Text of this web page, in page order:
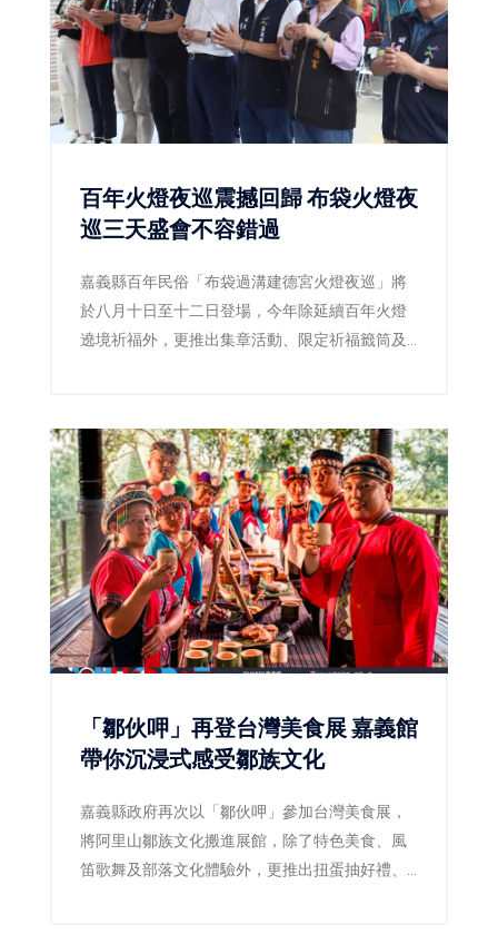
百年火燈夜巡震撼回歸 布袋火燈夜
巡三天盛會不容錯過
嘉義縣百年民俗「布袋過溝建德宮火燈夜巡」將
於八月十日至十二日登場，今年除延續百年火燈
遶境祈福外，更推出集章活動、限定祈福籤筒及
「鄒伙呷」再登台灣美食展 嘉義館
帶你沉浸式感受鄒族文化
嘉義縣政府再次以「鄒伙呷」參加台灣美食展，
將阿里山鄒族文化搬進展館，除了特色美食、風
笛歌舞及部落文化體驗外，更推出扭蛋抽好禮、